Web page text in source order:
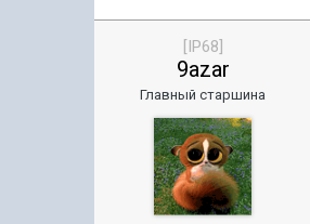
[IP68]
9azar
Главный старшина